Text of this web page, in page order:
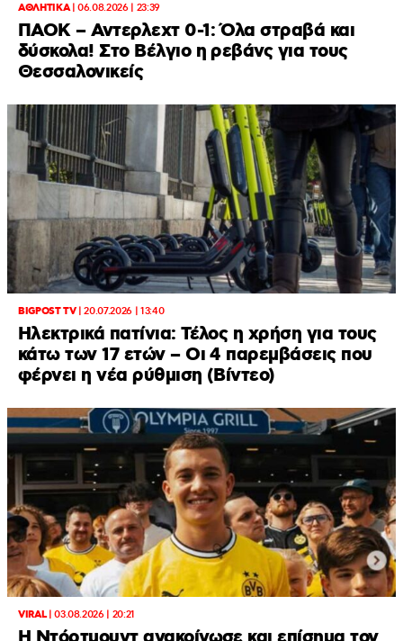
ΑΘΛΗΤΙΚΑ|06.08.2026 | 23:39
ΠΑΟΚ – Αντερλεχτ 0-1: Όλα στραβά και
δύσκολα! Στο Βέλγιο η ρεβάνς για τους
Θεσσαλονικείς
BIGPOST TV|20.07.2026 | 13:40
Ηλεκτρικά πατίνια: Τέλος η χρήση για τους
κάτω των 17 ετών – Οι 4 παρεμβάσεις που
φέρνει η νέα ρύθμιση (Βίντεο)
VIRAL|03.08.2026 | 20:21